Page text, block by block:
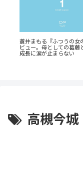
蒼井まもる『ふつうの女
ビュー。母としての葛藤
成長に涙が止まらない
高槻今城